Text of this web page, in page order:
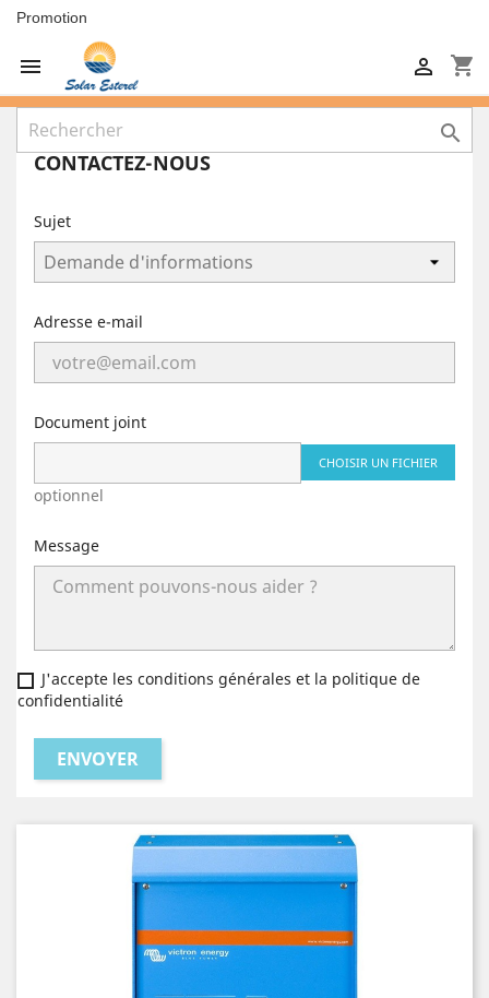
Promotion
 shopping_cart


CONTACTEZ-NOUS
Sujet
Adresse e-mail
Document joint
CHOISIR UN FICHIER
optionnel
Message
J'accepte les conditions générales et la politique de
confidentialité